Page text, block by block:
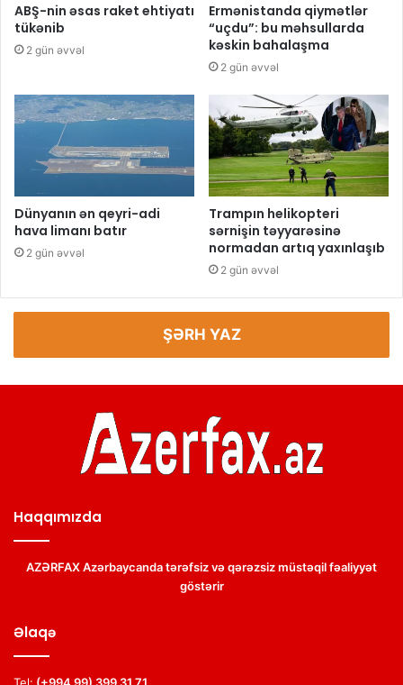
ABŞ-nin əsas raket ehtiyatı
tükənib
2 gün əvvəl
Ermənistanda qiymətlər
“uçdu”: bu məhsullarda
kəskin bahalaşma
2 gün əvvəl
Dünyanın ən qeyri-adi
hava limanı batır
2 gün əvvəl
Trampın helikopteri
sərnişin təyyarəsinə
normadan artıq yaxınlaşıb
2 gün əvvəl
ŞƏRH YAZ
Haqqımızda
AZƏRFAX Azərbaycanda tərəfsiz və qərəzsiz müstəqil fəaliyyət
göstərir
Əlaqə
Tel: (+994 99) 399 31 71